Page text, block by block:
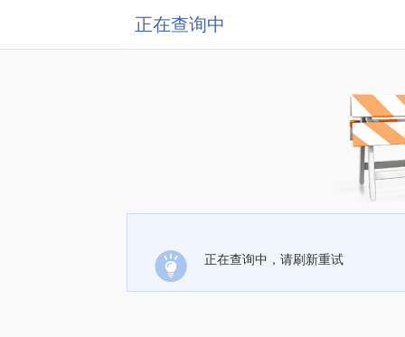
正在查询中
正在查询中，请刷新重试